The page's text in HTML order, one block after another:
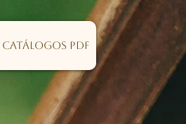
Catálogos PDF